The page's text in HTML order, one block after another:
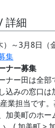
詳細
～3月8日（
集
ナー募集
ナー田は全部
込みの窓口は
業担当です
加美町のホ